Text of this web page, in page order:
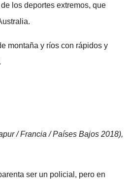
los deportes extremos, que
montaña y ríos con rápidos y
/ Francia / Países Bajos 2018),
ser un policial, pero en